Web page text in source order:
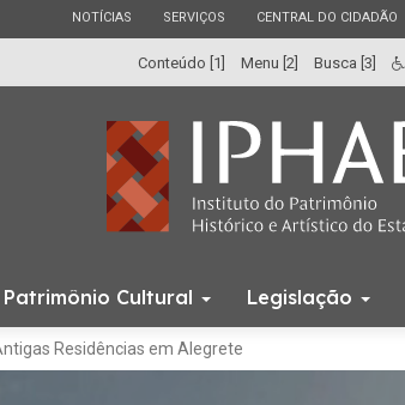
ESTADO
NOTÍCIAS ESTADO
SERVIÇOS ESTADO
CENTRAL DO CIDADÃO
Conteúdo [1] Menu [2] Busca [3]
do
Patrimônio Cultural Legislação
Residências em Alegrete